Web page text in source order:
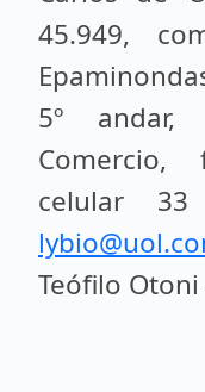
45.949,
5º andar,
Comercio,
celular 33
Teófilo Otoni